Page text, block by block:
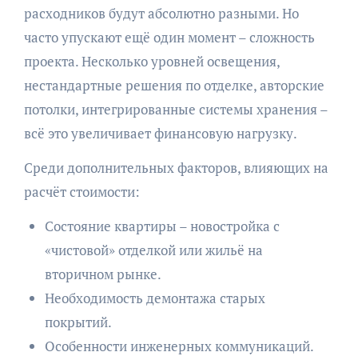
расходников будут абсолютно разными. Но
часто упускают ещё один момент – сложность
проекта. Несколько уровней освещения,
нестандартные решения по отделке, авторские
потолки, интегрированные системы хранения –
всё это увеличивает финансовую нагрузку.
Среди дополнительных факторов, влияющих на
расчёт стоимости:
Состояние квартиры – новостройка с
«чистовой» отделкой или жильё на
вторичном рынке.
Необходимость демонтажа старых
покрытий.
Особенности инженерных коммуникаций.